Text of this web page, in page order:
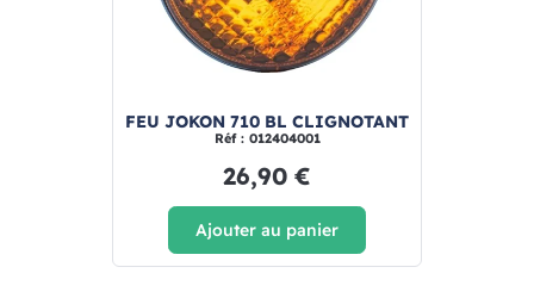
FEU JOKON 710 BL CLIGNOTANT
Réf : 012404001
26,90 €
Ajouter au panier